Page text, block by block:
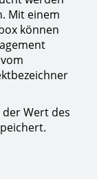
Mit einem
können
Wert des